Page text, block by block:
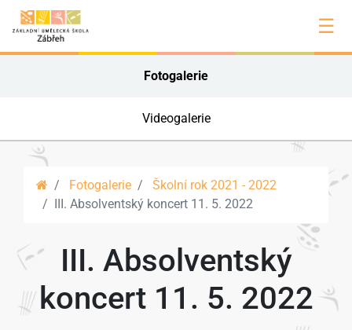
☰
Fotogalerie
Videogalerie
Fotogalerie
Školní rok 2021 - 2022
III. Absolventský koncert 11. 5. 2022
III. Absolventský
koncert 11. 5. 2022